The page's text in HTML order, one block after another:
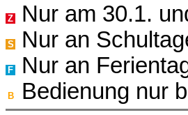
Z Nur am 30.1.
S Nur an
F Nur an
B Bedienung nur